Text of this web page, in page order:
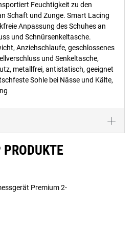
Feuchtigkeit zu den
Schaft und Zunge. Smart Lacing
Anpassung des Schuhes an
und Schnürsenkeltasche.
Anziehschlaufe, geschlossenes
und Senkeltasche,
metallfrei, antistatisch, geeignet
Sohle bei Nässe und Kälte,
PRODUKTE